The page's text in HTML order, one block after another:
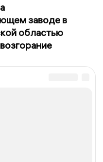
заводе в
областью